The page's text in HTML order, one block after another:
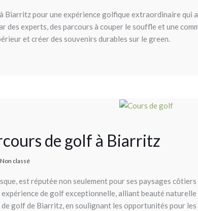
Biarritz pour une expérience golfique extraordinaire qui
des experts, des parcours à couper le souffle et une
et créer des souvenirs durables sur le green.
de golf à Biarritz
Non classé
est réputée non seulement pour ses paysages
de golf exceptionnelle, alliant beauté
de golf de Biarritz, en soulignant les opportunités pour